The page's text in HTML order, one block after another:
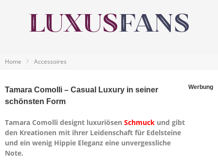
Home Accessoires
Tamara Comolli – Casual Luxury in seiner
schönsten Form
Werbung
Tamara Comolli designt luxuriösen Schmuck und gibt
den Kreationen mit ihrer Leidenschaft für Edelsteine
und ein wenig Hippie Eleganz eine unvergessliche
Note.